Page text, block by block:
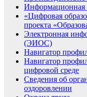
Информационная
«Цифровая
проекта
Электронная
(ЭИОС)
Навигатор
Навигатор
цифровой среде
Сведения об
оздоровлении